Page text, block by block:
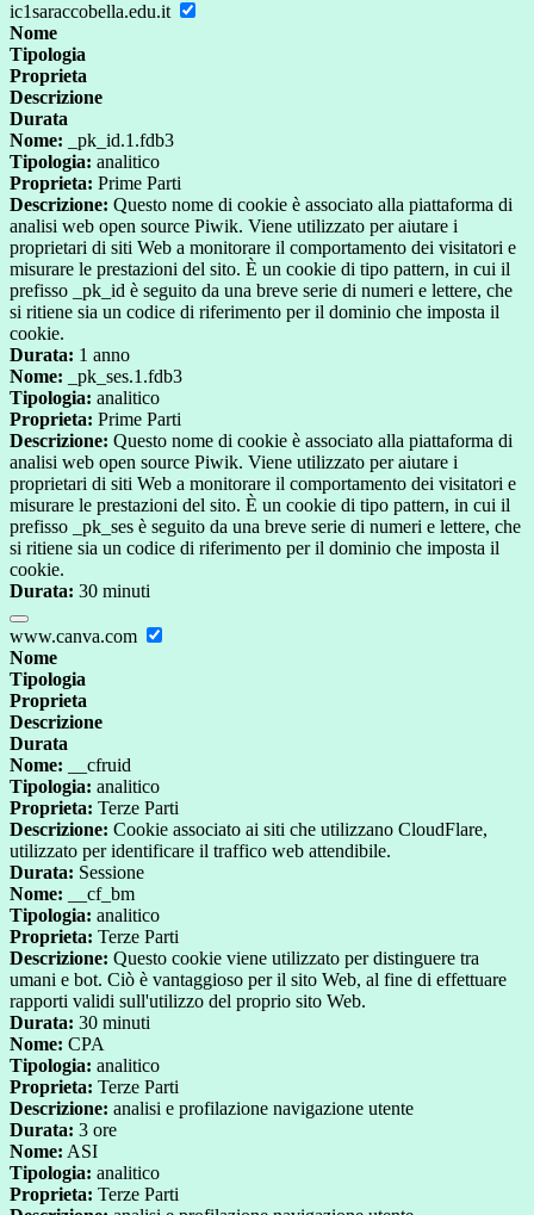
ic1saraccobella.edu.it
Nome
Tipologia
Proprieta
Descrizione
Durata
Nome: _pk_id.1.fdb3
Tipologia: analitico
Proprieta: Prime Parti
Descrizione: Questo nome di cookie è associato alla piattaforma di
analisi web open source Piwik. Viene utilizzato per aiutare i
proprietari di siti Web a monitorare il comportamento dei visitatori e
misurare le prestazioni del sito. È un cookie di tipo pattern, in cui il
prefisso _pk_id è seguito da una breve serie di numeri e lettere, che
si ritiene sia un codice di riferimento per il dominio che imposta il
cookie.
Durata: 1 anno
Nome: _pk_ses.1.fdb3
Tipologia: analitico
Proprieta: Prime Parti
Descrizione: Questo nome di cookie è associato alla piattaforma di
analisi web open source Piwik. Viene utilizzato per aiutare i
proprietari di siti Web a monitorare il comportamento dei visitatori e
misurare le prestazioni del sito. È un cookie di tipo pattern, in cui il
prefisso _pk_ses è seguito da una breve serie di numeri e lettere, che
si ritiene sia un codice di riferimento per il dominio che imposta il
cookie.
Durata: 30 minuti
www.canva.com
Nome
Tipologia
Proprieta
Descrizione
Durata
Nome: __cfruid
Tipologia: analitico
Proprieta: Terze Parti
Descrizione: Cookie associato ai siti che utilizzano CloudFlare,
utilizzato per identificare il traffico web attendibile.
Durata: Sessione
Nome: __cf_bm
Tipologia: analitico
Proprieta: Terze Parti
Descrizione: Questo cookie viene utilizzato per distinguere tra
umani e bot. Ciò è vantaggioso per il sito Web, al fine di effettuare
rapporti validi sull'utilizzo del proprio sito Web.
Durata: 30 minuti
Nome: CPA
Tipologia: analitico
Proprieta: Terze Parti
Descrizione: analisi e profilazione navigazione utente
Durata: 3 ore
Nome: ASI
Tipologia: analitico
Proprieta: Terze Parti